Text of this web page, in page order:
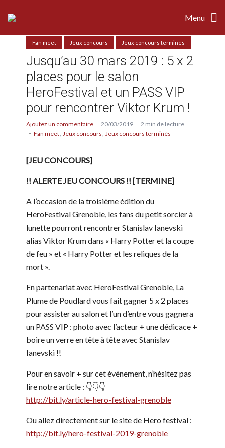
Menu
Fan meet Jeux concours Jeux concours terminés
Jusqu’au 30 mars 2019 : 5 x 2
places pour le salon
HeroFestival et un PASS VIP
pour rencontrer Viktor Krum !
Ajoutez un commentaire 20/03/2019
2 min de lecture
Fan meet Jeux concours Jeux concours terminés
[JEU CONCOURS]
!! ALERTE JEU CONCOURS !! [TERMINE]
A l’occasion de la troisième édition du
HeroFestival Grenoble, les fans du petit sorcier à
lunette pourront rencontrer Stanislav Ianevski
alias Viktor Krum dans « Harry Potter et la coupe
de feu » et « Harry Potter et les reliques de la
mort ».
En partenariat avec HeroFestival Grenoble, La
Plume de Poudlard vous fait gagner 5 x 2 places
pour assister au salon et l’un d’entre vous gagnera
un PASS VIP : photo avec l’acteur + une dédicace +
boire un verre en tête à tête avec Stanislav
Ianevski !!
Pour en savoir + sur cet événement, n’hésitez pas
lire notre article : 👇👇👇
http://bit.ly/article-hero-festival-grenoble
Ou allez directement sur le site de Hero festival :
http://bit.ly/hero-festival-2019-grenoble